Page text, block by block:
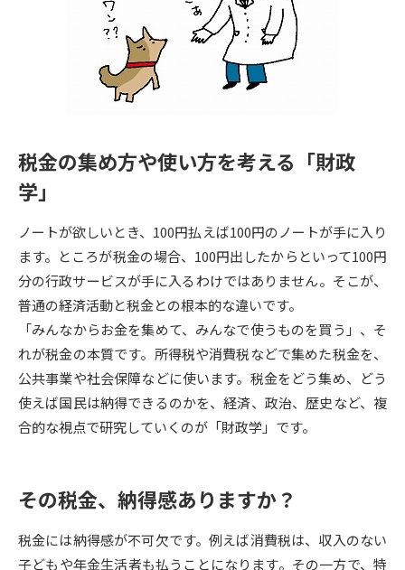
留学・進学関連、塾・予備校
大学入学共通テスト「受験案
内」の請求
大学入学共通テスト「受験上の
配慮案内」の請求
高等学校卒業程度認定試験
高等学校（情報）教員資格認定
試験
大学研究 大学検索
大学で学べる内容や特徴を調べる
新増設大学・学部・学科特集
国際・グローバルに強い大学特
集
データサイエンス特集 奨学金・特待生制度特集
新学年スタート号特集ページ
新学年スタート号特集ページ
SELFBRAND特集ページ
税金の集め方や使い方を考える「財政
学」
ノートが欲しいとき、100円払えば100円のノートが手に入り
ます。ところが税金の場合、100円出したからといって100円
分の行政サービスが手に入るわけではありません。そこが、
普通の経済活動と税金との根本的な違いです。
「みんなからお金を集めて、みんなで使うものを買う」、そ
れが税金の本質です。所得税や消費税などで集めた税金を、
公共事業や社会保障などに使います。税金をどう集め、どう
使えば国民は納得できるのかを、経済、政治、歴史など、複
合的な視点で研究していくのが「財政学」です。
その税金、納得感ありますか？
税金には納得感が不可欠です。例えば消費税は、収入のない
子どもや年金生活者も払うことになります。その一方で、特